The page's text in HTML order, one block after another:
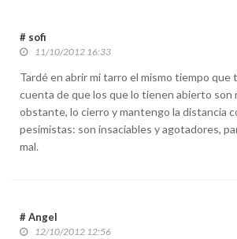
# sofi
11/10/2012 16:33
Tardé en abrir mi tarro el mismo tiempo que
cuenta de que los que lo tienen abierto son
obstante, lo cierro y mantengo la distancia
pesimistas: son insaciables y agotadores,
mal.
# Angel
12/10/2012 12:56